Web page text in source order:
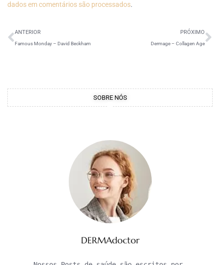
dados em comentários são processados.
ANTERIOR
Famous Monday – David Beckham
PRÓXIMO
Dermage – Collagen Age
SOBRE NÓS
DERMAdoctor